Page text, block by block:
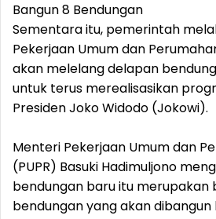
Bangun 8 Bendungan
Sementara itu, pemerintah
Pekerjaan Umum dan
akan melelang delapan
untuk terus merealisasikan
Presiden Joko Widodo (Jokowi).
Menteri Pekerjaan Umum dan
(PUPR) Basuki Hadimuljono
bendungan baru itu merupakan
bendungan yang akan dibangun